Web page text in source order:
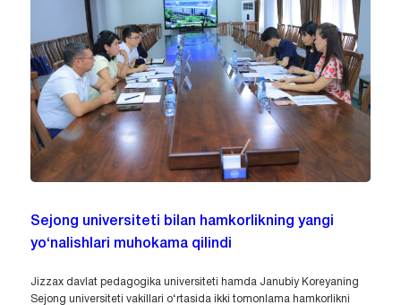
Sejong universiteti bilan hamkorlikning yangi
yo‘nalishlari muhokama qilindi
Jizzax davlat pedagogika universiteti hamda Janubiy Koreyaning
Sejong universiteti vakillari o‘rtasida ikki tomonlama hamkorlikni